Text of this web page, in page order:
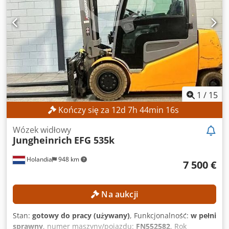
1 / 15
Kończy się za 12d 7h 44min 14s
Holandia 948 km
Wózek widłowy
Jungheinrich EFG 535k
7 500 €
Na aukcji
Stan: gotowy do pracy (używany), Funkcjonalność: w pełni
sprawny, numer maszyny/pojazdu: FN552582, Rok